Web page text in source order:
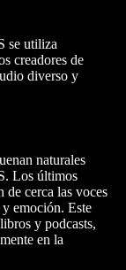
se utiliza
creadores de
diverso y
naturales
Los últimos
de cerca las voces
emoción. Este
y podcasts,
en la